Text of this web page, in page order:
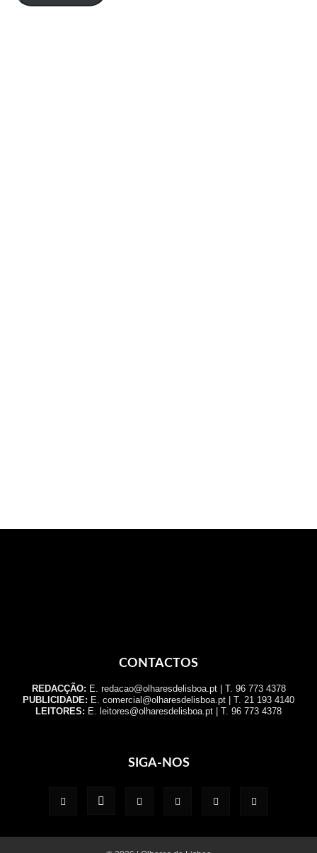
CONTACTOS
REDACÇÃO: E. redacao@olharesdelisboa.pt | T. 96 773 4378
PUBLICIDADE: E. comercial@olharesdelisboa.pt | T. 21 193 4140
LEITORES: E. leitores@olharesdelisboa.pt | T. 96 773 4378
SIGA-NOS